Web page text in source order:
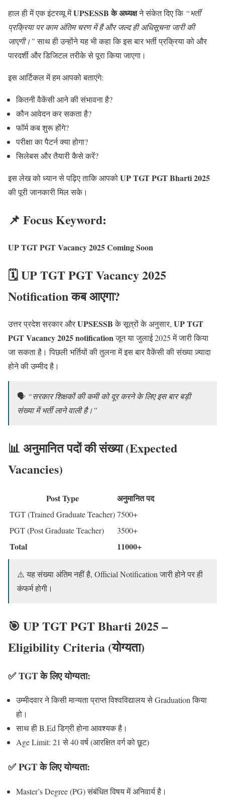
हाल ही में एक इंटरव्यू मेंUPSESSB के अध्यक्षने संकेत दिए कि “भर्ती
प्रक्रिया पर काम अंतिम चरण में है और जल्द ही अधिसूचना जारी की
जाएगी।”साथ ही उन्होंने यह भी कहा कि इस बार भर्ती प्रक्रिया को और
पारदर्शी और डिजिटल तरीके से पूरा किया जाएगा।
इस आर्टिकल में हम आपको बताएंगे:
कितनी वैकेंसी आने की संभावना है?
कौन आवेदन कर सकता है?
फॉर्म कब शुरू होंगे?
परीक्षा का पैटर्न क्या होगा?
सिलेबस और तैयारी कैसे करें?
इस लेख को ध्यान से पढ़िए ताकि आपकोUP TGT PGT Bharti 2025
की पूरी जानकारी मिल सके।
📌 Focus Keyword:
UP TGT PGT Vacancy 2025 Coming Soon
🗓️ UP TGT PGT Vacancy 2025
Notification कब आएगा?
उत्तर प्रदेश सरकार औरUPSESSBके सूत्रों के अनुसार, UP TGT
PGT Vacancy 2025 notificationजून या जुलाई 2025 में जारी किया
जा सकता है। पिछली भर्तियों की तुलना में इस बार वैकेंसी की संख्या ज़्यादा
होने की उम्मीद है।
🗣️ “सरकार शिक्षकों की कमी को दूर करने के लिए इस बार बड़ी
संख्या में भर्ती लाने वाली है।”
📊 अनुमानित पदों की संख्या (Expected
Vacancies)
Post Type अनुमानित पद
TGT (Trained Graduate Teacher)7500+
PGT (Post Graduate Teacher)
3500+
Total 11000+
⚠️ यह संख्या अंतिम नहीं है, Official Notification जारी होने पर ही
कंफर्म होगी।
🎯 UP TGT PGT Bharti 2025 –
Eligibility Criteria (योग्यता)
✅ TGT के लिए योग्यता:
उम्मीदवार ने किसी मान्यता प्राप्त विश्वविद्यालय से Graduation किया
हो।
साथ ही B.Ed डिग्री होना आवश्यक है।
Age Limit: 21 से 40 वर्ष (आरक्षित वर्ग को छूट)
✅ PGT के लिए योग्यता:
Master’s Degree (PG) संबंधित विषय में अनिवार्य है।